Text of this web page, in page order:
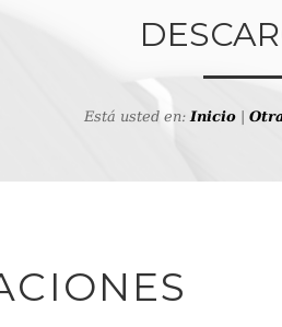
Está usted en:Inicio|